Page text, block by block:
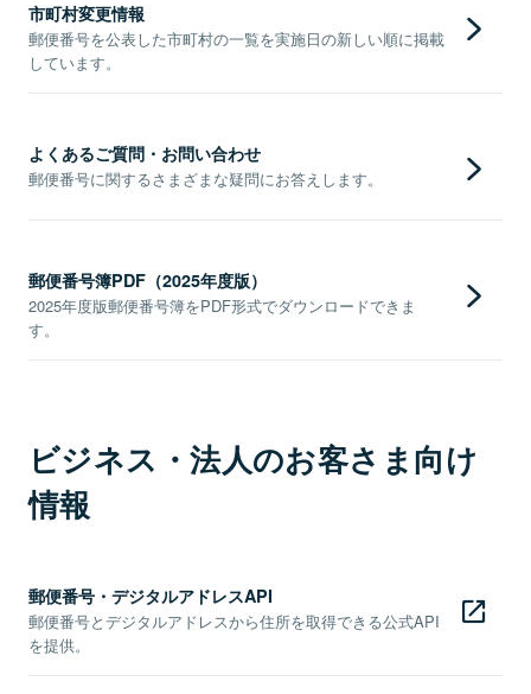
市町村変更情報
郵便番号を公表した市町村の一覧を実施日の新しい順に掲載
しています。
よくあるご質問・お問い合わせ
郵便番号に関するさまざまな疑問にお答えします。
郵便番号簿PDF（2025年度版）
2025年度版郵便番号簿をPDF形式でダウンロードできま
す。
ビジネス・法人のお客さま向け
情報
郵便番号・デジタルアドレスAPI
郵便番号とデジタルアドレスから住所を取得できる公式API
を提供。